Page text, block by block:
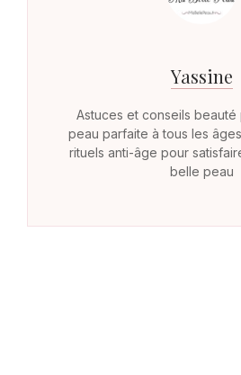
Yassine
Astuces et conseils
peau parfaite à tous les
rituels anti-âge pour
belle peau